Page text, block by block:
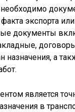
экспорта
документы
назначения, а
является
в